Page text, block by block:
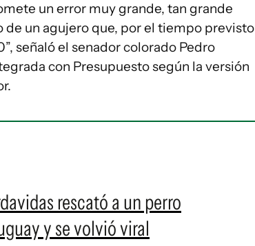
un error muy grande, tan grande
un agujero que, por el tiempo previsto
señaló el senador colorado Pedro
con Presupuesto según la versión
rescató a un perro
y se volvió viral